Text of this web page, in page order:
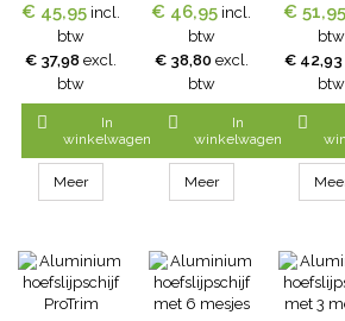
en koeien.
Deze hoeftang
is 36 cm lang
en de kop is 3
Deze hoeftang
standaard is
gemaakt van
speciaal
gesmeed
€ 45,95 incl.
btw
€ 37,98 excl.
btw

In
winkelwagen
Meer
bij een goede
klauwverzorging
voor koeien.
De hoeftang
hefboomwerking
en stelschroef.
De messen
zijn
verwisselbaar
De totale
lengte van
deze hoeftang
€ 46,95 incl.
btw
€ 38,80 excl.
btw

In
winkelwagen
Meer
geschikt
de
koeien
met de
33,5
Breedte
€ 51,95
btw
€ 42,93
btw
